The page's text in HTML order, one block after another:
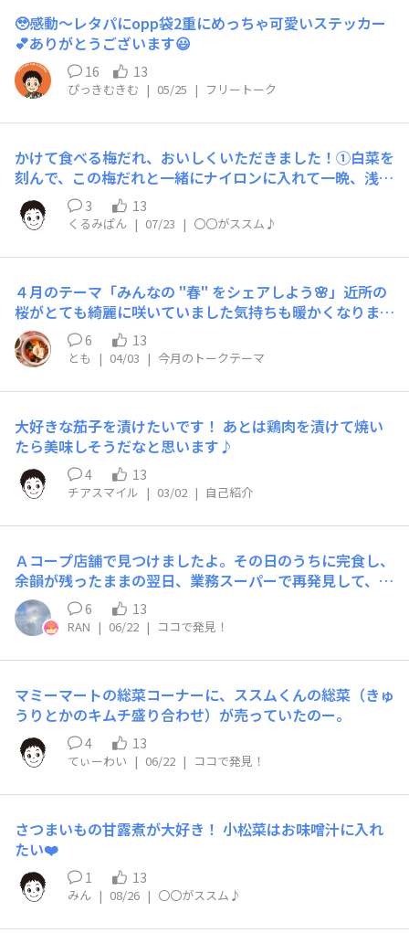
🥹感動〜レタパにopp袋2重にめっちゃ可愛いステッカー
💕ありがとうございます😃
16 13
ぴっきむきむ | 05/25 | フリートーク
かけて食べる梅だれ、おいしくいただきました！①白菜を
刻んで、この梅だれと一緒にナイロンに入れて一晩、浅漬
けにしていただきました野菜サラダ感覚でもりもりいただ
きました②豆腐にかけていただきました ごま油とらっき
ょう酢、ごまをたっぷりかけて、この梅だれを添えました
豆腐と大根や胡瓜の食感の違いも、おいしく感じられまし
うと思います
3 13
くるみぱん | 07/23 | 〇〇がススム♪
４月のテーマ「みんなの "春" をシェアしよう🌸」近所の
桜がとても綺麗に咲いていました気持ちも暖かくなります
ね♪
6 13
とも | 04/03 | 今月のトークテーマ
大好きな茄子を漬けたいです！ あとは鶏肉を漬けて焼い
たら美味しそうだなと思います♪
4 13
チアスマイル | 03/02 | 自己紹介
Ａコープ店舗で見つけましたよ。その日のうちに完食し、
余韻が残ったままの翌日、業務スーパーで再発見して、2
日連続の出会いでした🤗
6 13
RAN | 06/22 | ココで発見！
マミーマートの総菜コーナーに、ススムくんの総菜（きゅ
うりとかのキムチ盛り合わせ）が売っていたのー。
4 13
てぃーわい | 06/22 | ココで発見！
さつまいもの甘露煮が大好き！ 小松菜はお味噌汁に入れ
たい❤️
1 13
みん | 08/26 | 〇〇がススム♪